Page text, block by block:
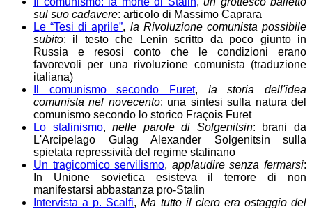
sul suo cadavere: articolo di Massimo Caprara
Le “Tesi di aprile”, la Rivoluzione comunista possibile
subito: il testo che Lenin scritto da poco giunto in
Russia e resosi conto che le condizioni erano
favorevoli per una rivoluzione comunista (traduzione
italiana)
Il comunismo secondo Furet, la storia dell'idea
comunista nel novecento: una sintesi sulla natura del
comunismo secondo lo storico Fraçois Furet
Lo stalinismo,nelle parole di Solgenitsin: brani da
L'Arcipelago Gulag Alexander Solgenitsin sulla
spietata repressività del regime stalinano
Un tragicomico servilismo, applaudire senza fermarsi:
In Unione sovietica esisteva il terrore di non
manifestarsi abbastanza pro-Stalin
Intervista a p. Scalfi,Ma tutto il clero era ostaggio del